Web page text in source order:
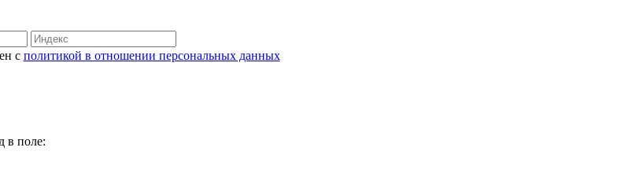
с политикой в отношении персональных данных
в поле: